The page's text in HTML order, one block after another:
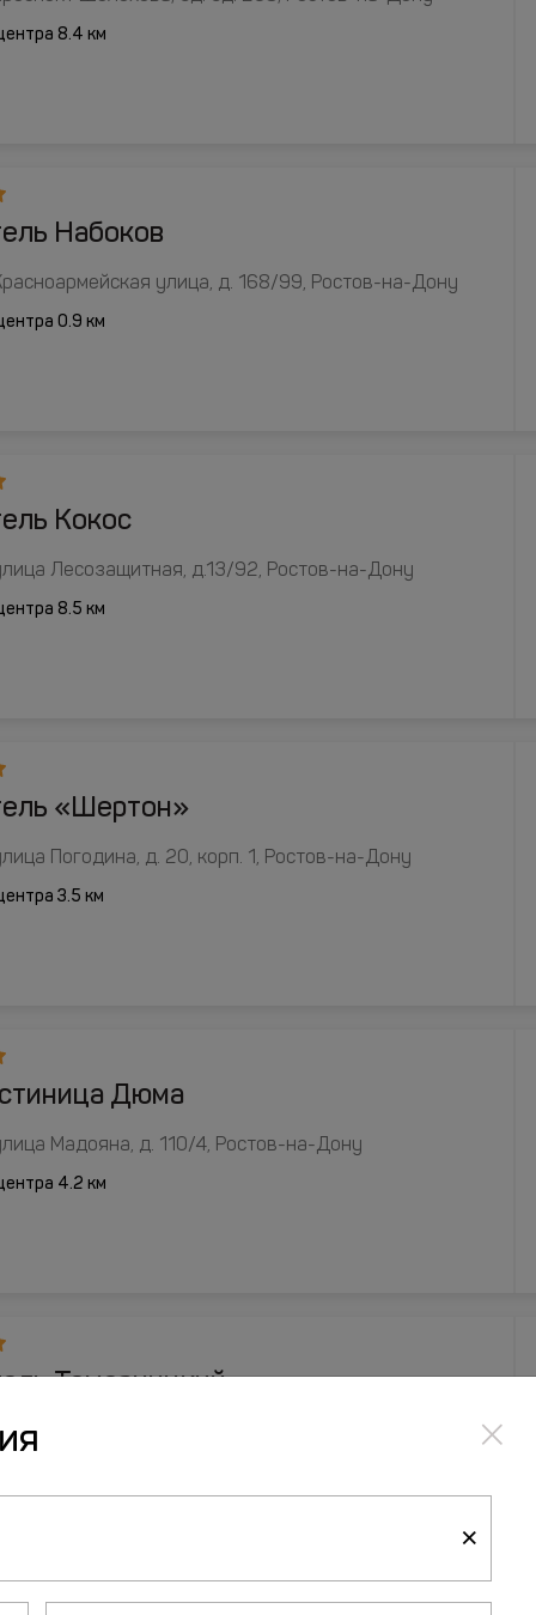
8.4 км
Набоков
улица, д. 168/99, Ростов-на-Дону
0.9 км
Кокос
Лесозащитная, д.13/92, Ростов-на-Дону
8.5 км
«Шертон»
Погодина, д. 20, корп. 1, Ростов-на-Дону
3.5 км
Дюма
Мадояна, д. 110/4, Ростов-на-Дону
4.2 км
Темерницкий
Лелюшенко, д.10, Ростов-на-Дону ×
×